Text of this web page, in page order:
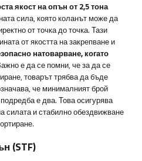
якост на опън от 2,5 тона
сила, която коланът може да
от точка до точка. Тази
от якостта на закрепване и
натоварване, когато
е да се помни, че за да се
товарът трябва да бъде
че минималният брой
е два. Това осигурява
силата и стабилно обездвижване
(STF)